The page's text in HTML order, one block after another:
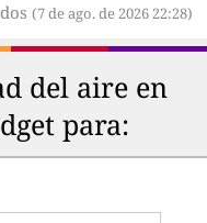
(7 de ago. de 2026 22:28)
del aire en
para: